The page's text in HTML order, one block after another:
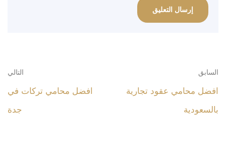
السابق
افضل محامي عقود تجارية
بالسعودية
التالي
افضل محامي تركات في
جدة